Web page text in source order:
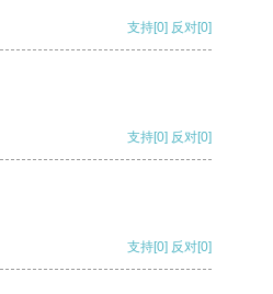
支持[0] 反对[0]
支持[0] 反对[0]
支持[0] 反对[0]